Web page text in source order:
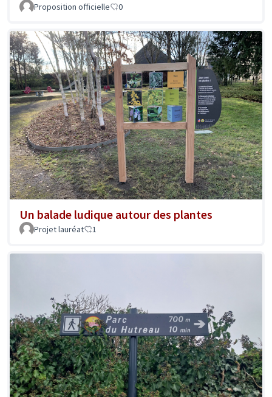
Proposition officielle 0
Un balade ludique autour des plantes
Projet lauréat 1